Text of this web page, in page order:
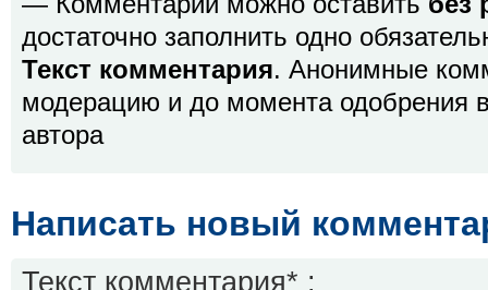
достаточно заполнить одно
Текст комментария. Анонимные
модерацию и до момента одобрения
автора
Написать новый
Текст комментария* :